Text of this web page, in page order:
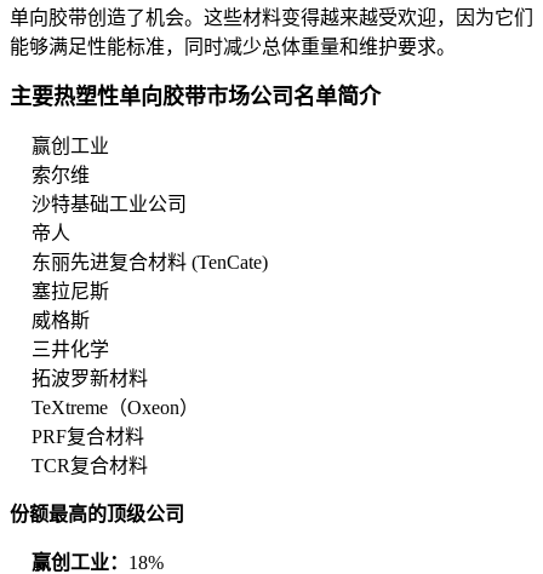
单向胶带创造了机会。这些材料变得越来越受欢迎，因为它们
能够满足性能标准，同时减少总体重量和维护要求。
主要热塑性单向胶带市场公司名单简介
赢创工业
索尔维
沙特基础工业公司
帝人
东丽先进复合材料 (TenCate)
塞拉尼斯
威格斯
三井化学
拓波罗新材料
TeXtreme（Oxeon）
PRF复合材料
TCR复合材料
份额最高的顶级公司
赢创工业： 18%